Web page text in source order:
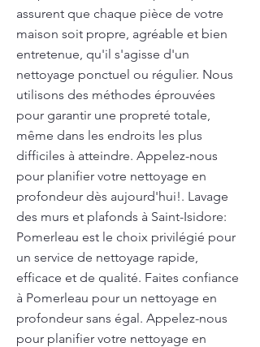
assurent que chaque pièce de votre
maison soit propre, agréable et bien
entretenue, qu'il s'agisse d'un
nettoyage ponctuel ou régulier. Nous
utilisons des méthodes éprouvées
pour garantir une propreté totale,
même dans les endroits les plus
difficiles à atteindre. Appelez-nous
pour planifier votre nettoyage en
profondeur dès aujourd'hui!. Lavage
des murs et plafonds à Saint-Isidore:
Pomerleau est le choix privilégié pour
un service de nettoyage rapide,
efficace et de qualité. Faites confiance
à Pomerleau pour un nettoyage en
profondeur sans égal. Appelez-nous
pour planifier votre nettoyage en